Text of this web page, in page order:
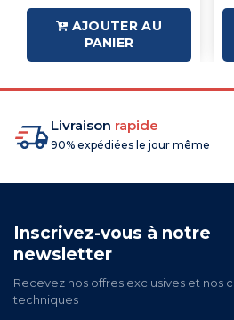
AJOUTER AU
PANIER
Livraison rapide
90% expédiées le jour même
Inscrivez-vous à notre
newsletter
Recevez nos offres exclusives et nos
techniques